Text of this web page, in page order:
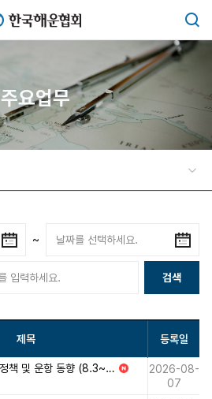
검색
한국해운협회
주요업무
~
검색
제목 등록일
주요 컨테이너 선사 정책 및 운항 동향 (8.3~8.7) N
2026-08-
07